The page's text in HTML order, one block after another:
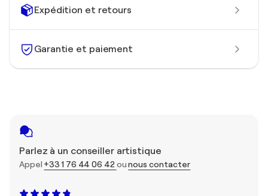
Expédition et retours
Garantie et paiement
Parlez à un conseiller artistique
Appel +33 1 76 44 06 42 ounous contacter